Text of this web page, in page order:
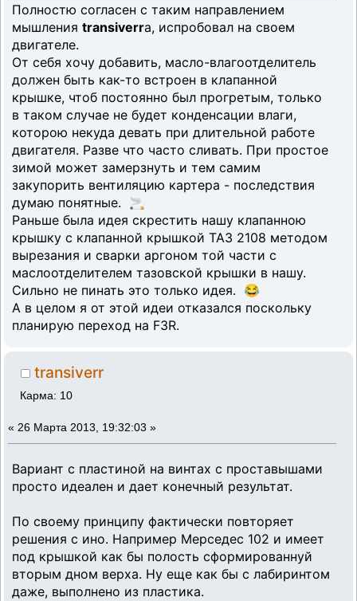
Полностю согласен с таким направлением
мышления transiverrа, испробовал на своем
двигателе.
От себя хочу добавить, масло-влагоотделитель
должен быть как-то встроен в клапанной
крышке, чтоб постоянно был прогретым, только
в таком случае не будет конденсации влаги,
которою некуда девать при длительной работе
двигателя. Разве что часто сливать. При простое
зимой может замерзнуть и тем самим
закупорить вентиляцию картера - последствия
думаю понятные. 🚬
Раньше была идея скрестить нашу клапанною
крышку с клапанной крышкой ТАЗ 2108 методом
вырезания и сварки аргоном той части с
маслоотделителем тазовской крышки в нашу.
Сильно не пинать это только идея. 😂
А в целом я от этой идеи отказался поскольку
планирую переход на F3R.
transiverr
Карма: 10
« 26 Марта 2013, 19:32:03 »
Вариант с пластиной на винтах с проставышами
просто идеален и дает конечный результат.
По своему принципу фактически повторяет
решения с ино. Например Мерседес 102 и имеет
под крышкой как бы полость сформированнуй
вторым дном верха. Ну еще как бы с лабиринтом
даже, выполнено из пластика.